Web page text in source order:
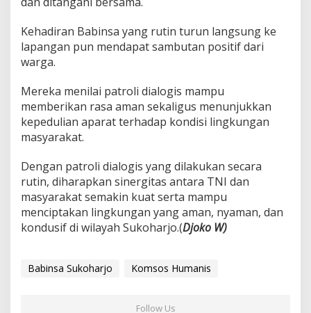
W
l
a
y
Kehadiran Babinsa yang rutin turun langsung ke
lapangan pun mendapat sambutan positif dari
warga.
Mereka menilai patroli dialogis mampu
memberikan rasa aman sekaligus menunjukkan
kepedulian aparat terhadap kondisi lingkungan
masyarakat.
Dengan patroli dialogis yang dilakukan secara
rutin, diharapkan sinergitas antara TNI dan
masyarakat semakin kuat serta mampu
menciptakan lingkungan yang aman, nyaman, dan
kondusif di wilayah Sukoharjo.(Djoko W)
Babinsa Sukoharjo Komsos Humanis
Follow Us